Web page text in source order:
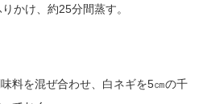
かけ、約25分間蒸す。
料を混ぜ合わせ、白ネギを5㎝の千